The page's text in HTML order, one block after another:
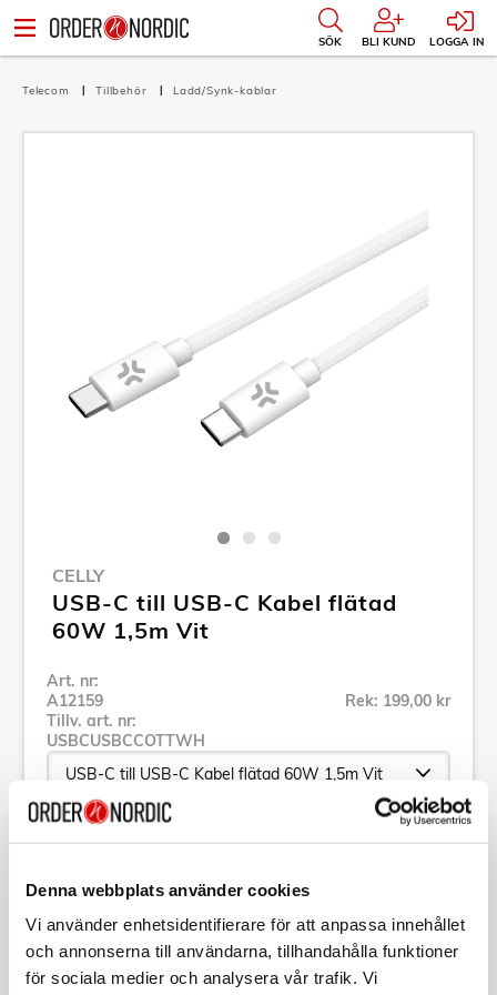
Denna webbplats använder cookies
Vi använder enhetsidentifierare för att anpassa innehållet
och annonserna till användarna, tillhandahålla funktioner
för sociala medier och analysera vår trafik. Vi
SÖK BLI KUND LOGGA IN
Telecom Tillbehör Ladd/Synk-kablar
CELLY
USB-C till USB-C Kabel flätad
60W 1,5m Vit
Art. nr:
A12159
Tillv. art. nr:
USBCUSBCCOTTWH
Rek: 199,00 kr
Se alla produkter inom Celly
Specifikation
Beskrivning